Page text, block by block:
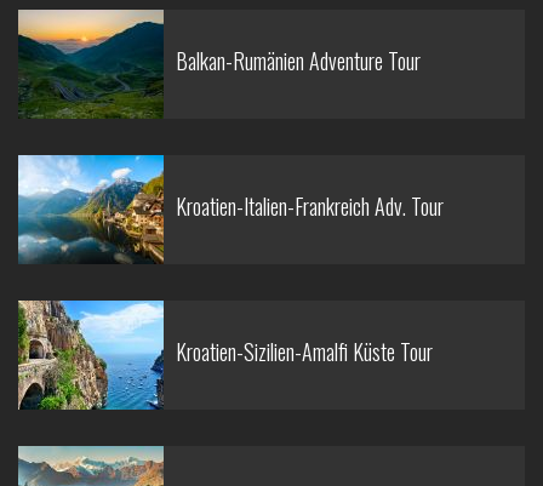
Balkan-Rumänien Adventure Tour
Kroatien-Italien-Frankreich Adv. Tour
Kroatien-Sizilien-Amalfi Küste Tour